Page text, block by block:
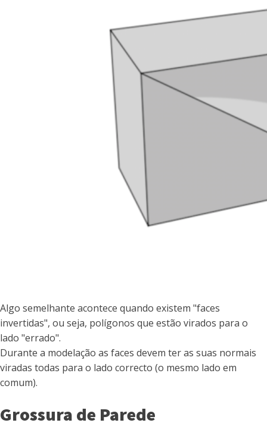
Algo semelhante acontece quando existem "faces
invertidas", ou seja, polígonos que estão virados para o
lado "errado".
Durante a modelação as faces devem ter as suas normais
viradas todas para o lado correcto (o mesmo lado em
comum).
Grossura de Parede